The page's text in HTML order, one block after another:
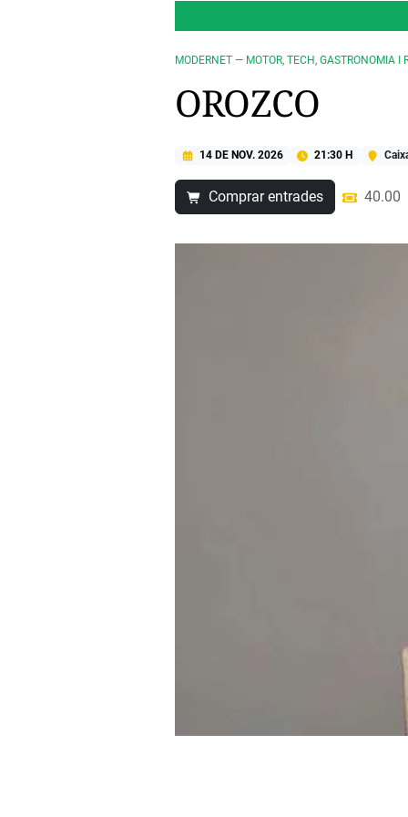
MODERNET — MOTOR, TECH, GASTRONOMIA I
OROZCO
14 DE NOV. 2026 21:30 H
Comprar entrades 40.00